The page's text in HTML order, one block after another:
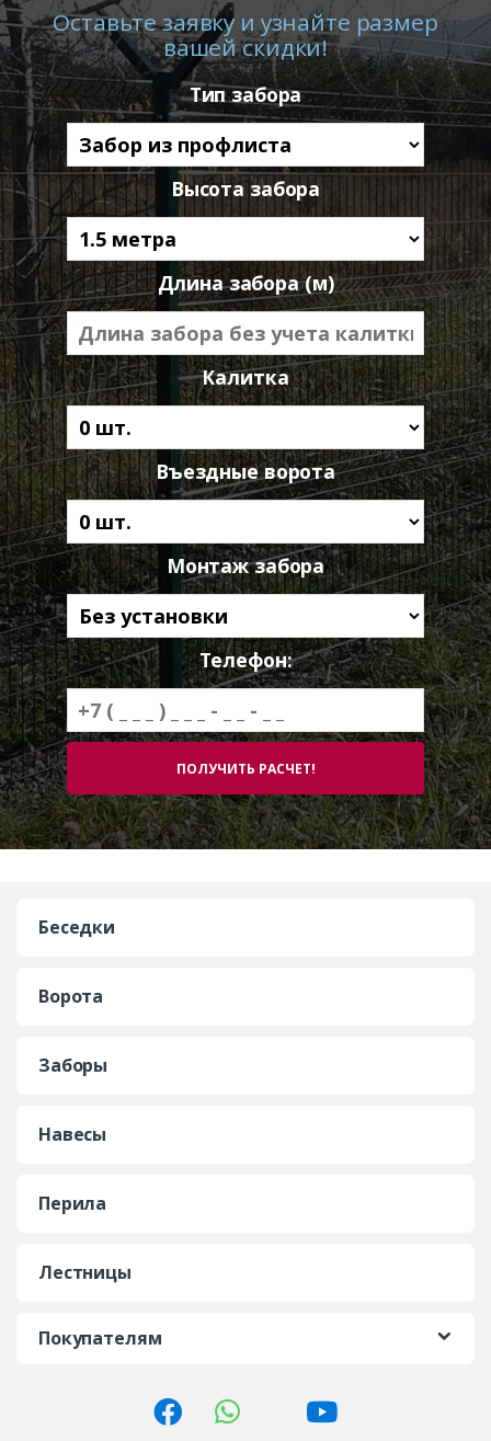
Оставьте заявку и узнайте размер
вашей скидки!
Тип забора
Высота забора
Длина забора (м)
Калитка
Въездные ворота
Монтаж забора
Телефон:
Беседки
Ворота
Заборы
Навесы
Перила
Лестницы
Покупателям